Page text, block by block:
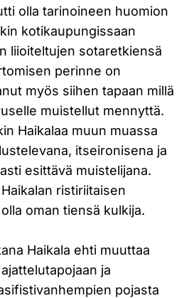
olla tarinoineen huomion
kotikaupungissaan
liioiteltujen sotaretkiensä
perinne on
myös siihen tapaan millä
muistellut mennyttä.
Haikalaa muun muassa
itseironisena ja
esittävä muistelijana.
ristiriitaisen
oman tiensä kulkija.
Haikala ehti muuttaa
ja
pojasta